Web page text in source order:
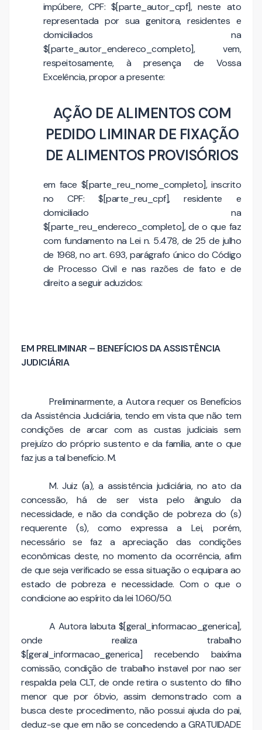
impúbere, CPF: $[parte_autor_cpf], neste ato
representada por sua genitora, residentes e
domiciliados na
$[parte_autor_endereco_completo], vem,
respeitosamente, à presença de Vossa
Excelência, propor a presente:
AÇÃO DE ALIMENTOS COM
PEDIDO LIMINAR DE FIXAÇÃO
DE ALIMENTOS PROVISÓRIOS
em face $[parte_reu_nome_completo], inscrito
no CPF: $[parte_reu_cpf], residente e
domiciliado na
$[parte_reu_endereco_completo], de o que faz
com fundamento na Lei n. 5.478, de 25 de julho
de 1968, no art. 693, parágrafo único do Código
de Processo Civil e nas razões de fato e de
direito a seguir aduzidos:
EM PRELIMINAR – BENEFÍCIOS DA ASSISTÊNCIA
JUDICIÁRIA
Preliminarmente, a Autora requer os Benefícios
da Assistência Judiciária, tendo em vista que não tem
condições de arcar com as custas judiciais sem
prejuízo do próprio sustento e da família, ante o que
faz jus a tal benefício. M.
M. Juiz (a), a assistência judiciária, no ato da
concessão, há de ser vista pelo ângulo da
necessidade, e não da condição de pobreza do (s)
requerente (s), como expressa a Lei, porém,
necessário se faz a apreciação das condições
econômicas deste, no momento da ocorrência, afim
de que seja verificado se essa situação o equipara ao
estado de pobreza e necessidade. Com o que o
condicione ao espírito da lei 1.060/50.
A Autora labuta $[geral_informacao_generica],
onde realiza trabalho
$[geral_informacao_generica] recebendo baixíma
comissão, condição de trabalho instavel por nao ser
respalda pela CLT, de onde retira o sustento do filho
menor que por óbvio, assim demonstrado com a
busca deste procedimento, não possui ajuda do pai,
deduz-se que em não se concedendo a GRATUIDADE